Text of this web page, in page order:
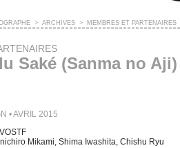
> ARCHIVES > MEMBRES ET PARTENAIRES
Saké (Sanma no Aji)
• AVRIL 2015
Mikami, Shima Iwashita, Chishu Ryu